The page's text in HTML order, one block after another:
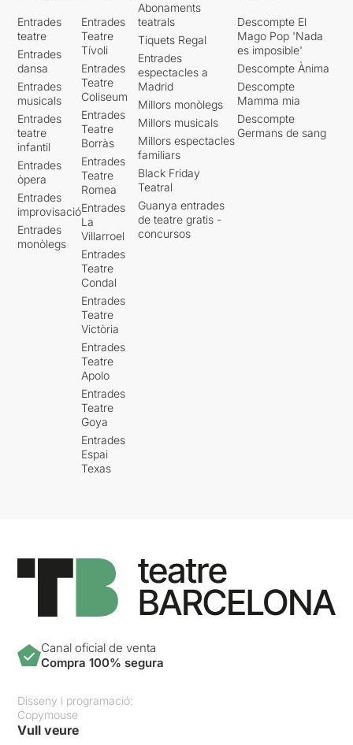
Entrades
teatre
Entrades
dansa
Entrades
musicals
Entrades
teatre
infantil
Entrades
òpera
Entrades
improvisació
Entrades
monòlegs
Entrades
Teatre
Tívoli
Entrades
Teatre
Coliseum
Entrades
Teatre
Borràs
Entrades
Teatre
Romea
Entrades
La
Villarroel
Entrades
Teatre
Condal
Entrades
Teatre
Victòria
Entrades
Teatre
Apolo
Entrades
Teatre
Goya
Entrades
Espai
Texas
Abonaments
teatrals
Tiquets Regal
Entrades
espectacles a
Madrid
Millors monòlegs
Millors musicals
Millors espectacles
familiars
Black Friday
Teatral
Guanya entrades
de teatre gratis -
concursos
Descompte El
Mago Pop 'Nada
es imposible'
Descompte Ànima
Descompte
Mamma mia
Descompte
Germans de sang
Canal oficial de venta
Compra 100% segura
Disseny i programació:
Copymouse
Vull veure